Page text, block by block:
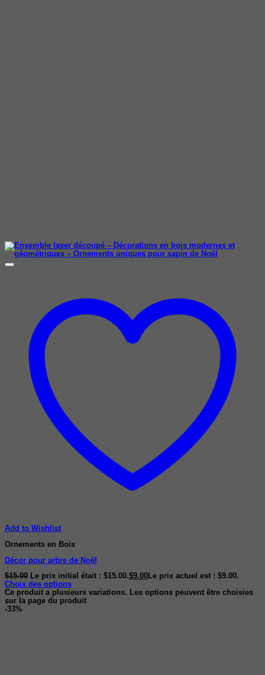
Add to Wishlist
Ornements en Bois
Décor pour arbre de Noël
$15.00 Le prix initial était : $15.00.$9.00 Le prix actuel est : $9.00.
Choix des options
Ce produit a plusieurs variations. Les options peuvent être choisies
sur la page du produit
-33%